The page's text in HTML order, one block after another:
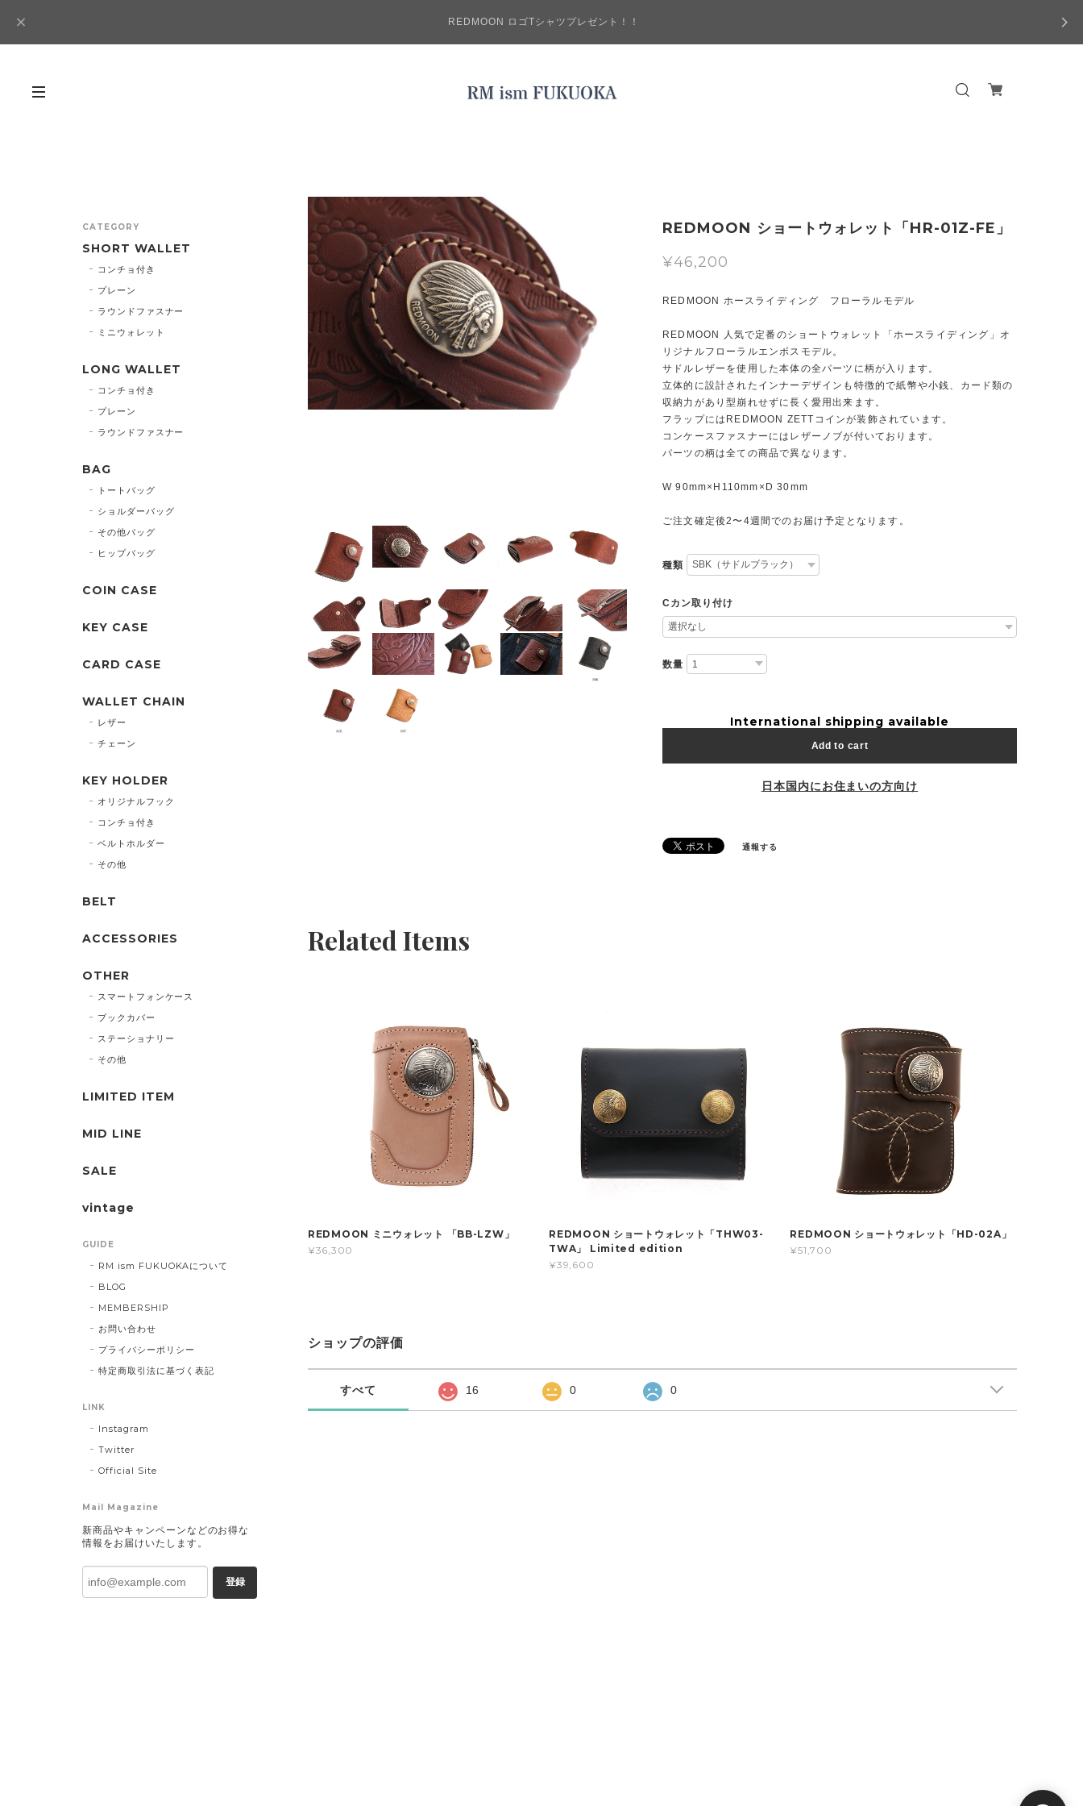
REDMOON ロゴTシャツプレゼント！！
REDMOON ショートウォレット「HR-01Z-FE」
¥46,200
REDMOON ホースライディング フローラルモデル
REDMOON 人気で定番のショートウォレット「ホースライディング」オ
リジナルフローラルエンボスモデル。
サドルレザーを使用した本体の全パーツに柄が入ります。
立体的に設計されたインナーデザインも特徴的で紙幣や小銭、カード類の
収納力があり型崩れせずに長く愛用出来ます。
フラップにはREDMOON ZETTコインが装飾されています。
コンケースファスナーにはレザーノブが付いております。
パーツの柄は全ての商品で異なります。
W 90mm×H110mm×D 30mm
ご注文確定後2〜4週間でのお届け予定となります。
種類
Cカン取り付け
数量
International shipping available
Add to cart
日本国内にお住まいの方向け
通報する
Related Items
REDMOON ミニウォレット 「BB-LZW」
¥36,300
REDMOON ショートウォレット「THW03-
TWA」 Limited edition
¥39,600
REDMOON ショートウォレット「HD-02A」
¥51,700
ショップの評価
すべて 16 0 0
CATEGORY
SHORT WALLET
コンチョ付き
プレーン
ラウンドファスナー
ミニウォレット
LONG WALLET
コンチョ付き
プレーン
ラウンドファスナー
BAG
トートバッグ
ショルダーバッグ
その他バッグ
ヒップバッグ
COIN CASE
KEY CASE
CARD CASE
WALLET CHAIN
レザー
チェーン
KEY HOLDER
オリジナルフック
コンチョ付き
ベルトホルダー
その他
BELT
ACCESSORIES
OTHER
スマートフォンケース
ブックカバー
ステーショナリー
その他
LIMITED ITEM
MID LINE
SALE
vintage
GUIDE
RM ism FUKUOKAについて
BLOG
MEMBERSHIP
お問い合わせ
プライバシーポリシー
特定商取引法に基づく表記
LINK
Instagram
Twitter
Official Site
Mail Magazine
新商品やキャンペーンなどのお得な
情報をお届けいたします。
登録